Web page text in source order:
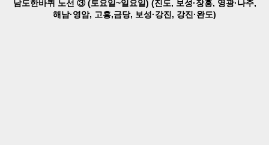
남도한바퀴 노선 ③ (토요일~일요일) (진도, 보성·장흥, 영광·나주,
해남·영암, 고흥,금당, 보성·강진, 강진·완도)